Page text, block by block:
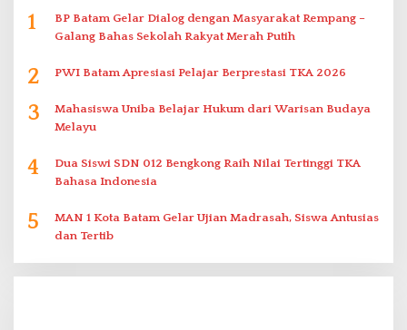
1
BP Batam Gelar Dialog dengan Masyarakat Rempang –
Galang Bahas Sekolah Rakyat Merah Putih
2 PWI Batam Apresiasi Pelajar Berprestasi TKA 2026
3
Mahasiswa Uniba Belajar Hukum dari Warisan Budaya
Melayu
4
Dua Siswi SDN 012 Bengkong Raih Nilai Tertinggi TKA
Bahasa Indonesia
5
MAN 1 Kota Batam Gelar Ujian Madrasah, Siswa Antusias
dan Tertib